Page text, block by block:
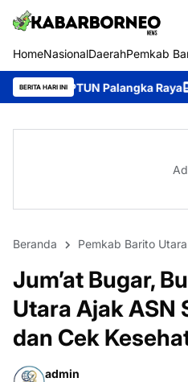
HomeNasionalDaerahPemkab
BERITA HARI INI
Raya DP3APPKB Murung
Ad
Beranda Pemkab Barito Utara
Jum’at Bugar,
Utara Ajak ASN
dan Cek
admin